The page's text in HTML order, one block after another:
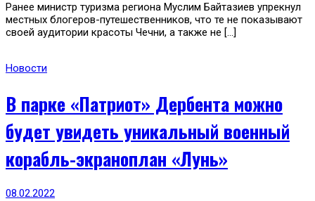
Ранее министр туризма региона Муслим Байтазиев упрекнул
местных блогеров-путешественников, что те не показывают
своей аудитории красоты Чечни, а также не […]
Новости
В парке «Патриот» Дербента можно
будет увидеть уникальный военный
корабль-экраноплан «Лунь»
08.02.2022